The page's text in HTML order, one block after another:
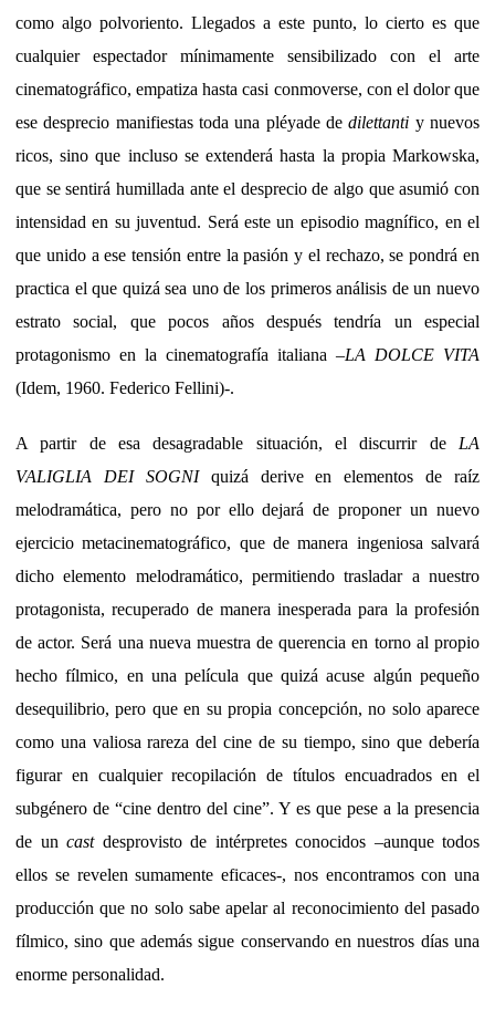
como algo polvoriento. Llegados a este punto, lo cierto es que
cualquier espectador mínimamente sensibilizado con el arte
cinematográfico, empatiza hasta casi conmoverse, con el dolor que
ese desprecio manifiestas toda una pléyade dedilettanti y nuevos
ricos, sino que incluso se extenderá hasta la propia Markowska,
que se sentirá humillada ante el desprecio de algo que asumió con
intensidad en su juventud. Será este un episodio magnífico, en el
que unido a ese tensión entre la pasión y el rechazo, se pondrá en
practica el que quizá sea uno de los primeros análisis de un nuevo
estrato social, que pocos años después tendría un especial
protagonismo en la cinematografía italiana –LA DOLCE VITA
(Idem, 1960. Federico Fellini)-.
A partir de esa desagradable situación, el discurrir de LA
VALIGLIA DEI SOGNIquizá derive en elementos de raíz
melodramática, pero no por ello dejará de proponer un nuevo
ejercicio metacinematográfico, que de manera ingeniosa salvará
dicho elemento melodramático, permitiendo trasladar a nuestro
protagonista, recuperado de manera inesperada para la profesión
de actor. Será una nueva muestra de querencia en torno al propio
hecho fílmico, en una película que quizá acuse algún pequeño
desequilibrio, pero que en su propia concepción, no solo aparece
como una valiosa rareza del cine de su tiempo, sino que debería
figurar en cualquier recopilación de títulos encuadrados en el
subgénero de “cine dentro del cine”. Y es que pese a la presencia
de un castdesprovisto de intérpretes conocidos –aunque todos
ellos se revelen sumamente eficaces-, nos encontramos con una
producción que no solo sabe apelar al reconocimiento del pasado
fílmico, sino que además sigue conservando en nuestros días una
enorme personalidad.